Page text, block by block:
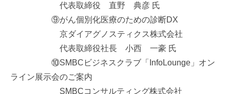
代表取締役 直野 典彦 氏
⑨がん個別化医療のための診断DX
京ダイアグノスティクス株式会社
代表取締役社長 小西 一豪 氏
⑩SMBCビジネスクラブ「InfoLounge」オン
ライン展示会のご案内
SMBCコンサルティング株式会社